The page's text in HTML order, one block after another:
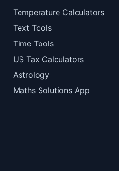
Temperature Calculators
Text Tools
Time Tools
US Tax Calculators
Astrology
Maths Solutions App